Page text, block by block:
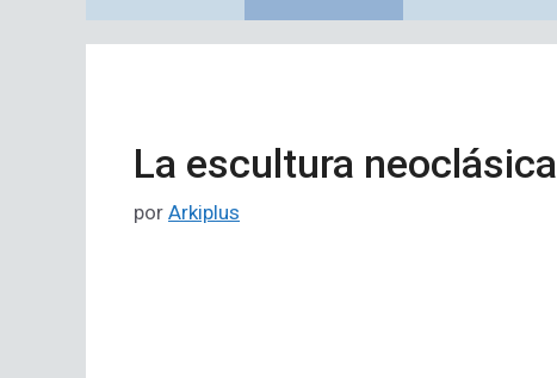
La escultura neoclásica
por Arkiplus